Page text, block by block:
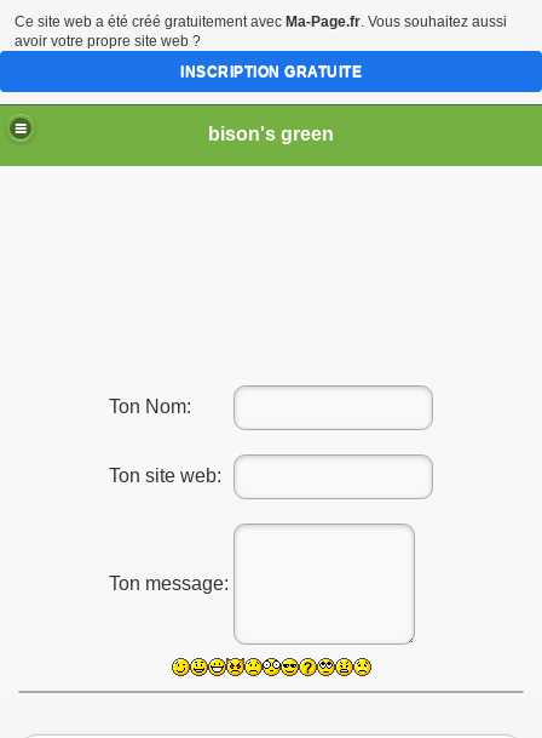
bison's green
Ton Nom:
Ton site web:
Ton message:
Ce site web a été créé gratuitement avec Ma-Page.fr. Vous souhaitez aussi
avoir votre propre site web ?
INSCRIPTION GRATUITE